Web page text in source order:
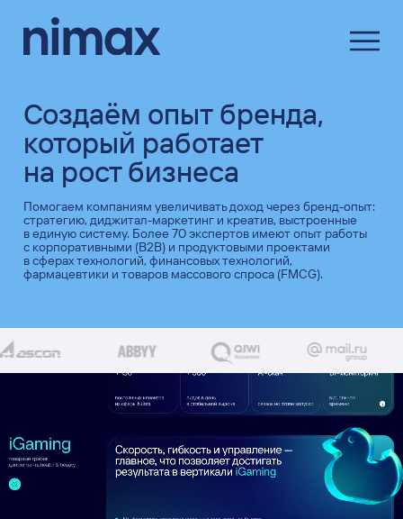
Создаём опыт бренда,
который работает
на рост бизнеса
Помогаем компаниям увеличивать доход через бренд-опыт:
стратегию, диджитал-маркетинг и креатив, выстроенные
в единую систему. Более 70 экспертов имеют опыт работы
с корпоративными (B2B) и продуктовыми проектами
в сферах технологий, финансовых технологий,
фармацевтики и товаров массового спроса (FMCG).